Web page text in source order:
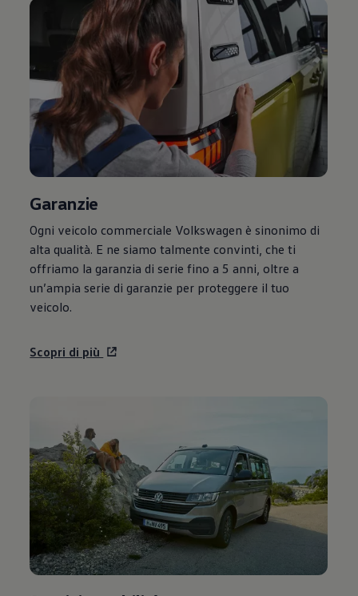
Garanzie
Ogni veicolo commerciale Volkswagen è sinonimo di
alta qualità. E ne siamo talmente convinti, che ti
offriamo la garanzia di serie fino a 5 anni, oltre a
un’ampia serie di garanzie per proteggere il tuo
veicolo.
Scopri di più